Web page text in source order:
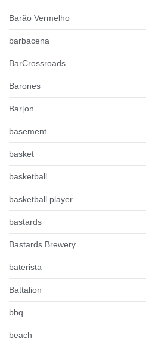
Barão Vermelho
barbacena
BarCrossroads
Barones
Bar[on
basement
basket
basketball
basketball player
bastards
Bastards Brewery
baterista
Battalion
bbq
beach